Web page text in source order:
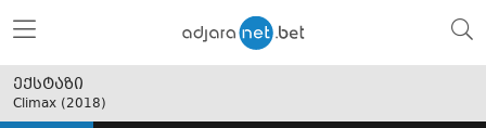
ექსტაზი
Climax (2018)